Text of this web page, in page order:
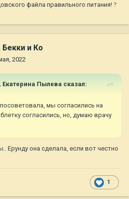
файла правильного питания! ?
Бекки и Ко
2022
Екатерина Пылева сказал:
мы согласились на
согласились, но, думаю врачу
Ерунду она сделала, если вот честно
1